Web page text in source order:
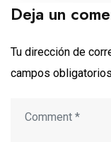
Deja un
Tu dirección de
campos